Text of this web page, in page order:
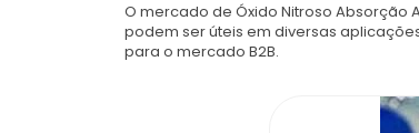
O mercado de Óxido Nitroso Absorção
podem ser úteis em diversas
para o mercado B2B.